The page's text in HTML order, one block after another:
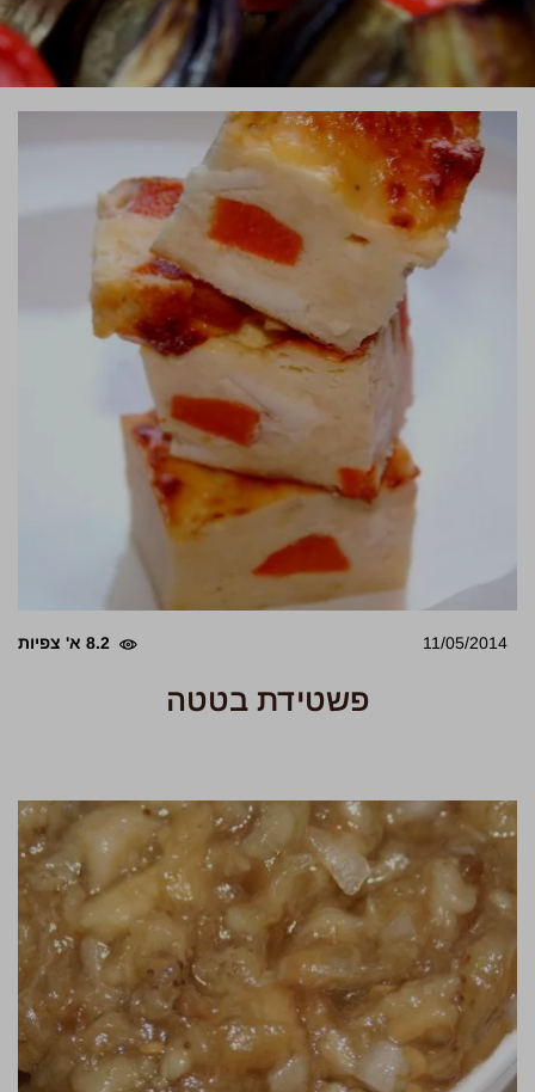
11/05/2014 8.2 א' צפיות
פשטידת בטטה